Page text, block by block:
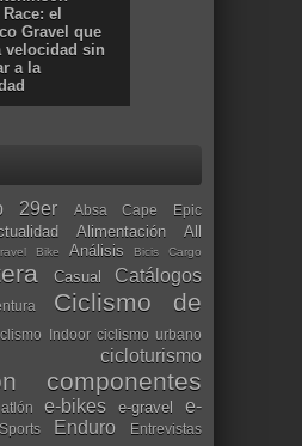
el
Gravel que
velocidad sin
a la
29er Absa Cape Epic
Alimentación
All
Bike Análisis Bicis Cargo
Casual Catálogos
Ciclismo de
Indoor ciclismo urbano
cicloturismo
componentes
e-bikes e-gravel
e-
Enduro Entrevistas